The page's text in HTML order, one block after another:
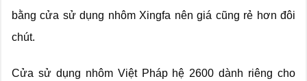
bằng cửa sử dụng nhôm Xingfa nên giá cũng rẻ hơn đôi
chút.
Cửa sử dụng nhôm Việt Pháp hệ 2600 dành riêng cho